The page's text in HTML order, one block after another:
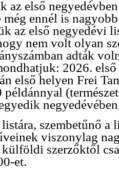
az első
ennél is
az első negyedévi
nem volt olyan
adták
2026.
első helyen Frei
szembetűnő a
viszonylag
külföldi szerzőktől
et.